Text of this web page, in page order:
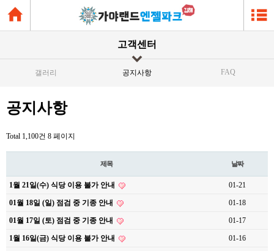
고객센터
갤러리 공지사항 FAQ
공지사항
Total 1,100건 8 페이지
제목 날짜
1월 21일(수) 식당 이용 불가 안내 01-21
01월 18일 (일) 점검 중 기종 안내 01-18
01월 17일 (토) 점검 중 기종 안내 01-17
1월 16일(금) 식당 이용 불가 안내 01-16